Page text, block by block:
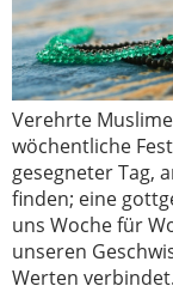
Verehrte
wöchentliche
gesegneter Tag,
finden; eine
uns Woche für
unseren
Werten